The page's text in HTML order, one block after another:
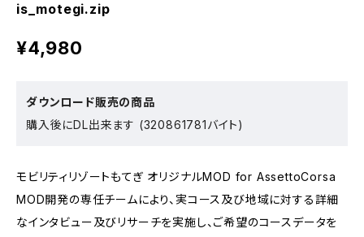
is_motegi.zip
¥4,980
ダウンロード販売の商品
購入後にDL出来ます (320861781バイト)
モビリティリゾートもてぎ オリジナルMOD for AssettoCorsa
MOD開発の専任チームにより、実コース及び地域に対する詳細
なインタビュー及びリサーチを実施し、ご希望のコースデータを